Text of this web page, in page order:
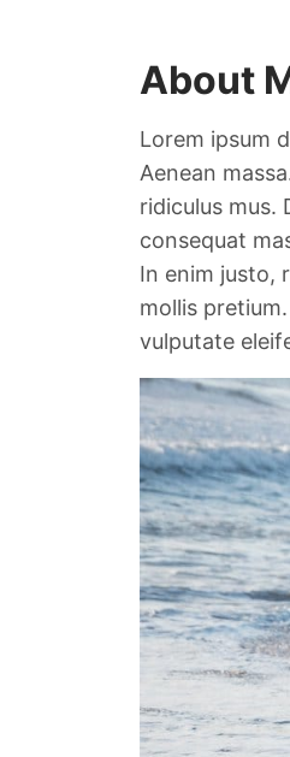
About
Lorem ipsum
Aenean
ridiculus mus.
consequat
In enim justo,
mollis
vulputate